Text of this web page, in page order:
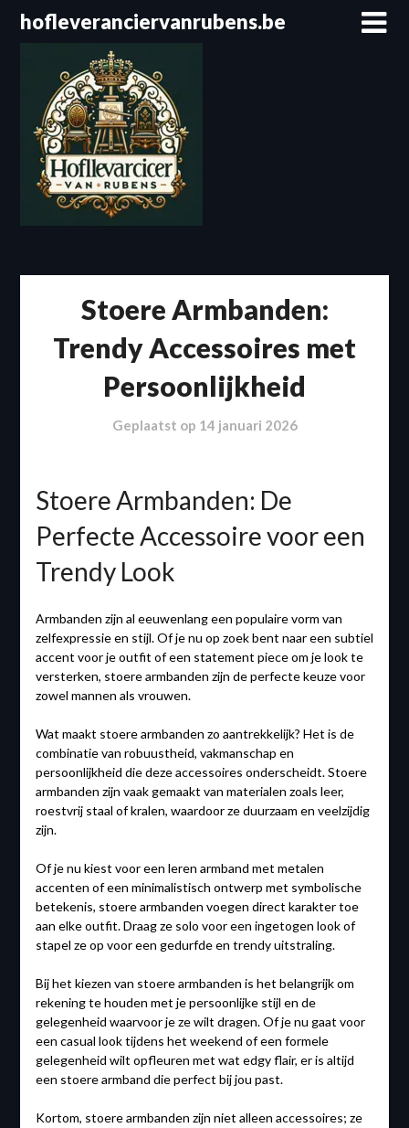
Spring
naar
hofleveranciervanrubens.be
Stoere Armbanden:
Trendy Accessoires met
Persoonlijkheid
Geplaatst op 14 januari 2026
Stoere Armbanden: De
Perfecte Accessoire voor een
Trendy Look
Armbanden zijn al eeuwenlang een populaire vorm van
zelfexpressie en stijl. Of je nu op zoek bent naar een subtiel
accent voor je outfit of een statement piece om je look te
versterken, stoere armbanden zijn de perfecte keuze voor
zowel mannen als vrouwen.
Wat maakt stoere armbanden zo aantrekkelijk? Het is de
combinatie van robuustheid, vakmanschap en
persoonlijkheid die deze accessoires onderscheidt. Stoere
armbanden zijn vaak gemaakt van materialen zoals leer,
roestvrij staal of kralen, waardoor ze duurzaam en veelzijdig
zijn.
Of je nu kiest voor een leren armband met metalen
accenten of een minimalistisch ontwerp met symbolische
betekenis, stoere armbanden voegen direct karakter toe
aan elke outfit. Draag ze solo voor een ingetogen look of
stapel ze op voor een gedurfde en trendy uitstraling.
Bij het kiezen van stoere armbanden is het belangrijk om
rekening te houden met je persoonlijke stijl en de
gelegenheid waarvoor je ze wilt dragen. Of je nu gaat voor
een casual look tijdens het weekend of een formele
gelegenheid wilt opfleuren met wat edgy flair, er is altijd
een stoere armband die perfect bij jou past.
Kortom, stoere armbanden zijn niet alleen accessoires; ze